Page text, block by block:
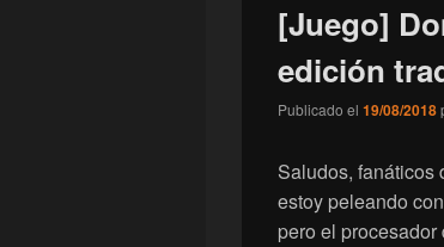
[Juego]
edición
Publicado el 19/08/2018
Saludos, fanáticos
estoy peleando
pero el